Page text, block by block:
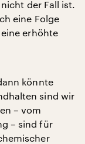
der Fall ist.
eine Folge
erhöhte
könnte
sind wir
– vom
– sind für